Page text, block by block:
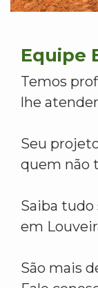
Equipe
Temos
lhe
Seu
quem não
Saiba tudo
em
São mais